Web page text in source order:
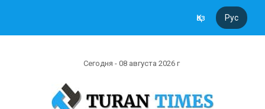
Қаз Рус
Сегодня - 08 августа 2026 г